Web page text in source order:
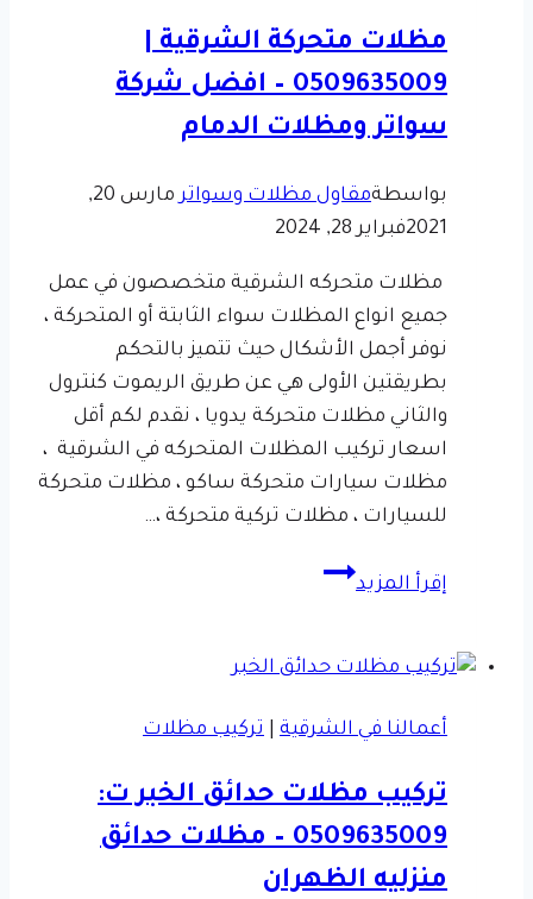
مظلات متحركة الشرقية |
0509635009 – افضل شركة
سواتر ومظلات الدمام
بواسطةمقاول مظلات وسواتر
مارس 20,
2021فبراير 28, 2024
مظلات متحركه الشرقية متخصصون في عمل
جميع انواع المظلات سواء الثابتة أو المتحركة ،
نوفر أجمل الأشكال حيث تتميز بالتحكم
بطريقتين الأولى هي عن طريق الريموت كنترول
والثاني مظلات متحركة يدويا ، نقدم لكم أقل
اسعار تركيب المظلات المتحركه في الشرقية ،
مظلات سيارات متحركة ساكو ، مظلات متحركة
للسيارات ، مظلات تركية متحركة ،…
إقرأ المزيد
مظلات
|
–
شركة
سواتر
ومظلات
أعمالنا في الشرقية تركيب مظلات
تركيب مظلات حدائق الخبر ت:
0509635009 – مظلات حدائق
منزليه الظهران